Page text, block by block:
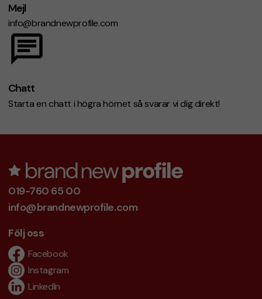
Mejl
info@brandnewprofile.com
Chatt
Starta en chatt i högra hörnet så svarar vi dig direkt!
019-760 65 00
info@brandnewprofile.com
Följ oss
Facebook
Instagram
LinkedIn